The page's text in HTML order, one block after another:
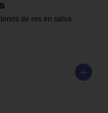
de res en salsa